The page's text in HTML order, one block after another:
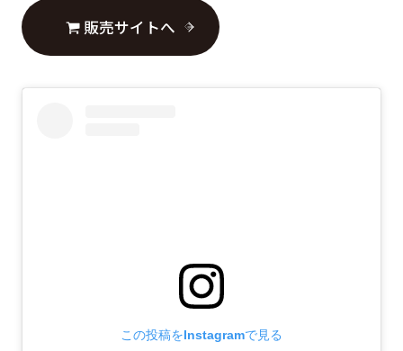
販売サイトへ
この投稿をInstagramで見る